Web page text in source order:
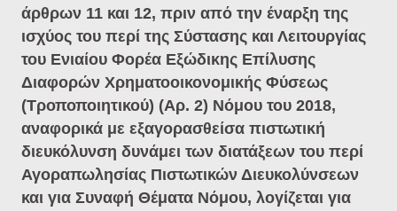
άρθρων 11 και 12, πριν από την έναρξη της
ισχύος του περί της Σύστασης και Λειτουργίας
του Ενιαίου Φορέα Εξώδικης Επίλυσης
Διαφορών Χρηματοοικονομικής Φύσεως
(Τροποποιητικού) (Αρ. 2) Νόμου του 2018,
αναφορικά με εξαγορασθείσα πιστωτική
διευκόλυνση δυνάμει των διατάξεων του περί
Αγοραπωλησίας Πιστωτικών Διευκολύνσεων
και για Συναφή Θέματα Νόμου, λογίζεται για